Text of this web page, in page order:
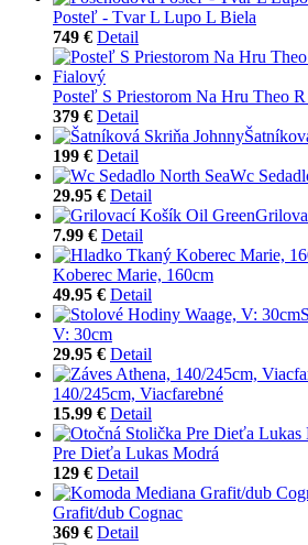
Posteľ - Tvar L Lupo L Biela
749 € Detail
Posteľ S Priestorom Na Hru Theo
379 € Detail
199 € Detail
Wc
29.95 € Detail
7.99 € Detail
Koberec Marie, 160cm
49.95 € Detail
V: 30cm
29.95 € Detail
140/245cm, Viacfarebné
15.99 € Detail
Pre Dieťa Lukas Modrá
129 € Detail
Grafit/dub Cognac
369 € Detail